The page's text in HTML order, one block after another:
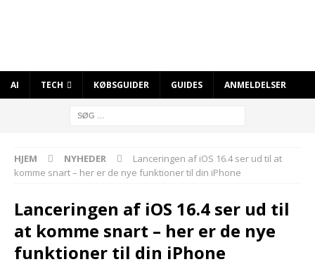
AI TECH KØBSGUIDER GUIDES ANMELDELSER
HJEM NYHEDER
Lanceringen af iOS 16.4 ser ud til at
komme snart – her er de nye funktioner til din iPhone
Lanceringen af iOS 16.4 ser ud til
at komme snart – her er de nye
funktioner til din iPhone